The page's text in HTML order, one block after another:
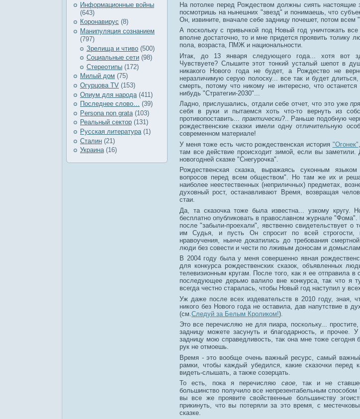
Информационные войны
(643)
Коронавирус (8)
Манипуляция сознанием
(797)
Зрелища и чтиво (500)
Социальные сети (98)
Стереотипы (172)
Милый дом (75)
Огурцова TV (153)
Опиум для народа (411)
Последнее слово… (39)
Рersona non grata (103)
Реальный сектор (131)
Русская литература (1)
Сталин (21)
Украина(16)
На потолке перед Рождеством должны сиять
посмотришь на нынешних "звезд" и понимаешь, что
Он, извините, вначале себе задницу почешет, потом всем
А поскольку с привычкой под Новый год уничтожать
вполне достаточно, то и мне придется проявить толику
пола, возраста, ПМЖ и национальности.
Итак, до 13 января следующего года... хотя вот
Чувствуете? Слышите этот тонкий усталый шепот в
никакого Нового года не будет, а Рождество не
неразличимую серую полоску... все так и будет
смерть, потому что никому не интересно, что
нибудь "Стратегии-2030"...
Ладно, прислушались, отдали себе отчет, что это уже
себя в руки и пытаемся хоть что-то вернуть из
противопоставить... практически?.. Раньше подобную
рождественские сказки имели одну отличительную
современном материале!
У меня тоже есть чисто рождественская история "Огонек"
там все действие происходит зимой, если вы
новогодней сказке "Снегурочка".
Рождественская сказка, выражаясь суконным
вопросов перед всем обществом". Но там же их и
наиболее неестественных (неприличных) предметах,
духовный рост, останавливают Время, возвращая
стаи.
Да, та сказочка тоже была известна... узкому
бесплатно опубликовать в православном журнале
после "забыли-проехали", явственно свидетельствует
им Судья, и пусть Он спросит по всей строгости,
нравоучения, нынче докатились до требования
люди без совести и чести по лживым доносам и
В 2004 году была у меня совершенно явная
для конкурса рождественских сказок, объявленных
телевизионным кругам. После того, как я ее отправила
последующее дерьмо валило вне конкурса, так что я
всегда честно старалась, чтобы Новый год наступил у
Уж даже после всех издевательств в 2010 году, зная,
никого без Нового года не оставила, дав напутствие в
(см. Следуй за Белым Кроликом!).
Это все перечисляю не для пиара, поскольку...
задницу можете засунуть и благодарность, и прочее.
задницу мою справедливость, так она мне тоже сегодня
рук не отмоешь.
Время - это вообще очень важный ресурс, самый
рамки, чтобы каждый убедился, какие сказочки
видеть-слышать, а также созерцать.
То есть, пока я перечисляю свое, так и не
большинство получило все непрезентабельным
вы все же проявите свойственные большинству
прикинуть, что вы потеряли за это время, с
сказке.